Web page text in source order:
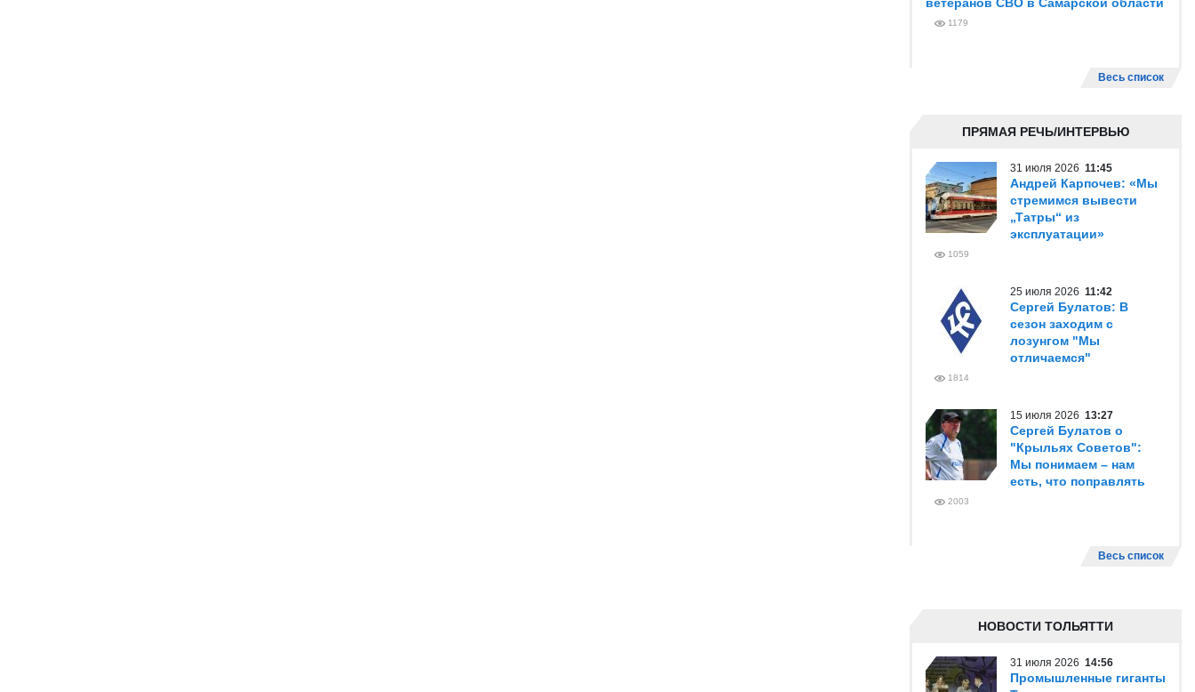
1179
Весь список
ПРЯМАЯ РЕЧЬ/ИНТЕРВЬЮ
31 июля 2026 11:45
Андрей Карпочев: «Мы
стремимся вывести
„Татры“ из
эксплуатации»
1059
25 июля 2026 11:42
Сергей Булатов: В
сезон заходим с
лозунгом "Мы
отличаемся"
1814
15 июля 2026 13:27
Сергей Булатов о
"Крыльях Советов":
Мы понимаем – нам
есть, что поправлять
2003
Весь список
НОВОСТИ ТОЛЬЯТТИ
31 июля 2026 14:56
Промышленные гиганты